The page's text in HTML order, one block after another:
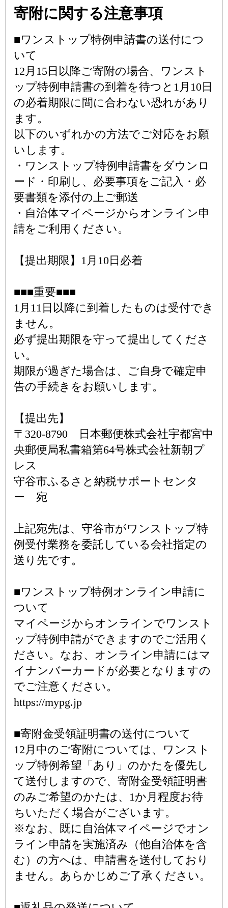
寄附に関する注意事項
■ワンストップ特例申請書の送付につ
いて
12月15日以降ご寄附の場合、ワンスト
ップ特例申請書の到着を待つと1月10日
の必着期限に間に合わない恐れがあり
ます。
以下のいずれかの方法でご対応をお願
いします。
・ワンストップ特例申請書をダウンロ
ード・印刷し、必要事項をご記入・必
要書類を添付の上ご郵送
・自治体マイページからオンライン申
請をご利用ください。
【提出期限】1月10日必着
■■■重要■■■
1月11日以降に到着したものは受付でき
ません。
必ず提出期限を守って提出してくださ
い。
期限が過ぎた場合は、ご自身で確定申
告の手続きをお願いします。
【提出先】
〒320-8790 日本郵便株式会社宇都宮中
央郵便局私書箱第64号株式会社新朝プ
レス
守谷市ふるさと納税サポートセンタ
ー 宛
上記宛先は、守谷市がワンストップ特
例受付業務を委託している会社指定の
送り先です。
■ワンストップ特例オンライン申請に
ついて
マイページからオンラインでワンスト
ップ特例申請ができますのでご活用く
ださい。なお、オンライン申請にはマ
イナンバーカードが必要となりますの
でご注意ください。
https://mypg.jp
■寄附金受領証明書の送付について
12月中のご寄附については、ワンスト
ップ特例希望「あり」のかたを優先し
て送付しますので、寄附金受領証明書
のみご希望のかたは、1か月程度お待
ちいただく場合がございます。
※なお、既に自治体マイページでオン
ライン申請を実施済み（他自治体を含
む）の方へは、申請書を送付しており
ません。あらかじめご了承ください。